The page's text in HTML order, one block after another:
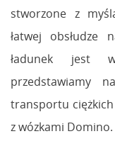
stworzone z
łatwej obsłudze
ładunek jest
przedstawiamy
transportu
z wózkami Domino.